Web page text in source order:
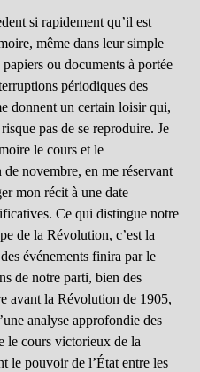
si rapidement qu’il est
même dans leur simple
ou documents à portée
périodiques des
donnent un certain loisir qui,
pas de se reproduire. Je
le cours et le
novembre, en me réservant
mon récit à une date
Ce qui distingue notre
de la Révolution, c’est la
événements finira par le
de notre parti, bien des
avant la Révolution de 1905,
analyse approfondie des
le cours victorieux de la
le pouvoir de l’État entre les